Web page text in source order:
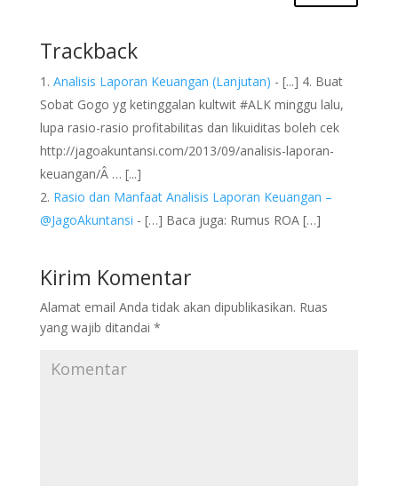
Trackback
Analisis Laporan Keuangan (Lanjutan) - [...] 4. Buat
Sobat Gogo yg ketinggalan kultwit #ALK minggu lalu,
lupa rasio-rasio profitabilitas dan likuiditas boleh cek
http://jagoakuntansi.com/2013/09/analisis-laporan-
keuangan/Â … [...]
Rasio dan Manfaat Analisis Laporan Keuangan –
@JagoAkuntansi - […] Baca juga: Rumus ROA […]
Kirim Komentar
Alamat email Anda tidak akan dipublikasikan. Ruas
yang wajib ditandai *